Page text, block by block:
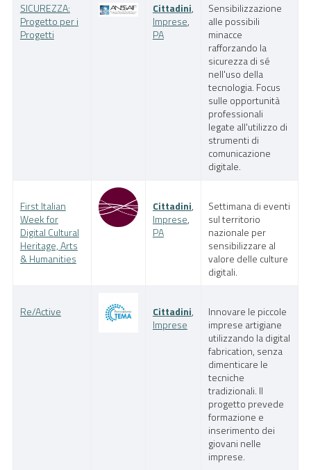
SICUREZZA:
Progetto per i
Progetti
Cittadini,
Imprese,
PA
Sensibilizzazione
alle possibili
minacce
rafforzando la
sicurezza di sé
nell'uso della
tecnologia. Focus
sulle opportunità
professionali
legate all'utilizzo di
strumenti di
comunicazione
digitale.
First Italian
Week for
Digital Cultural
Heritage, Arts
& Humanities
Cittadini,
Imprese,
PA
Settimana di eventi
sul territorio
nazionale per
sensibilizzare al
valore delle culture
digitali.
Re/Active Cittadini,
Imprese
Innovare le piccole
imprese artigiane
utilizzando la digital
fabrication, senza
dimenticare le
tecniche
tradizionali. Il
progetto prevede
formazione e
inserimento dei
giovani nelle
imprese.